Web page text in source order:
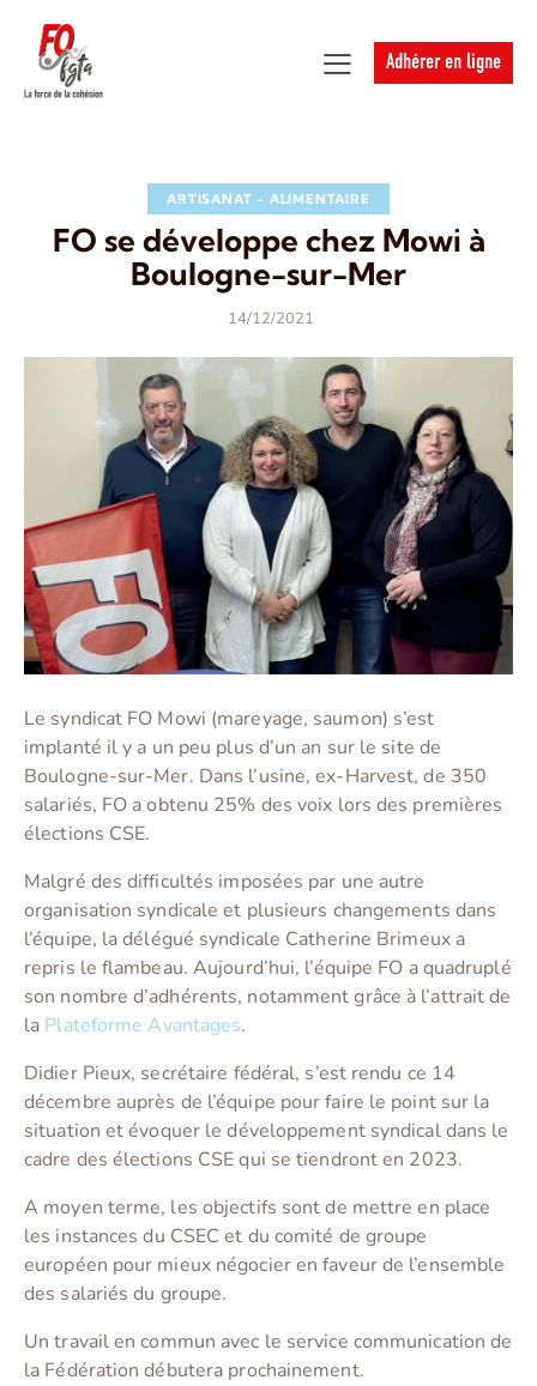
Adhérer en ligne
ARTISANAT - ALIMENTAIRE
FO se développe chez Mowi à
Boulogne-sur-Mer
14/12/2021
Le syndicat FO Mowi (mareyage, saumon) s’est
implanté il y a un peu plus d’un an sur le site de
Boulogne-sur-Mer. Dans l’usine, ex-Harvest, de 350
salariés, FO a obtenu 25% des voix lors des premières
élections CSE.
Malgré des difficultés imposées par une autre
organisation syndicale et plusieurs changements dans
l’équipe, la délégué syndicale Catherine Brimeux a
repris le flambeau. Aujourd’hui, l’équipe FO a quadruplé
son nombre d’adhérents, notamment grâce à l’attrait de
la Plateforme Avantages.
Didier Pieux, secrétaire fédéral, s’est rendu ce 14
décembre auprès de l’équipe pour faire le point sur la
situation et évoquer le développement syndical dans le
cadre des élections CSE qui se tiendront en 2023.
A moyen terme, les objectifs sont de mettre en place
les instances du CSEC et du comité de groupe
européen pour mieux négocier en faveur de l’ensemble
des salariés du groupe.
Un travail en commun avec le service communication de
la Fédération débutera prochainement.